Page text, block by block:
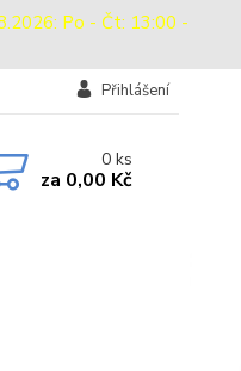
Po - Čt: 13:00 -
Přihlášení
0ks
za 0,00 Kč